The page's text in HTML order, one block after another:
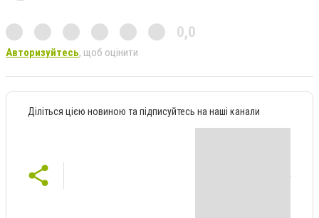
0,0
Авторизуйтесь, щоб оцінити
Діліться цією новиною та підписуйтесь на наші канали